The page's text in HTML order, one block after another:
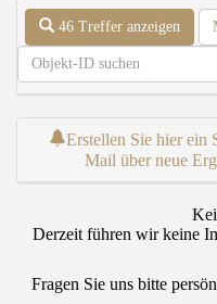
46 Treffer anzeigen
Erstellen Sie hier ein
Mail über neue
Derzeit führen wir keine
Fragen Sie uns bitte